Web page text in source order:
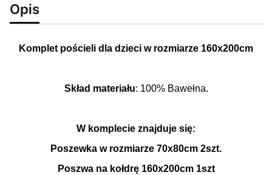
Opis
Komplet pościeli dla dzieci w rozmiarze 160x200cm
Skład materiału: 100% Bawełna.
W komplecie znajduje się:
Poszewka w rozmiarze 70x80cm 2szt.
Poszwa na kołdrę 160x200cm 1szt